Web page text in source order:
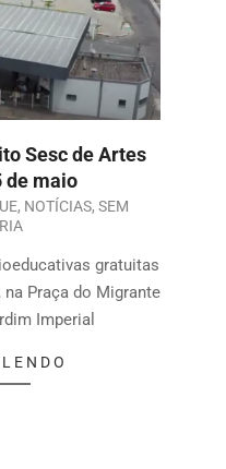
Sesc de Artes
de maio
, NOTÍCIAS, SEM
gratuitas
Praça do Migrante
Imperial